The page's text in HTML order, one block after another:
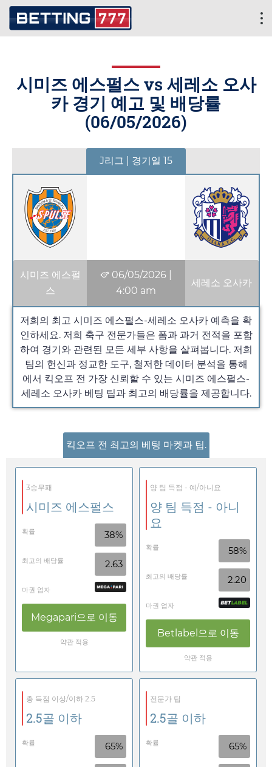
시미즈 에스펄스 vs 세레소 오사
카 경기 예고 및 배당률
(06/05/2026)
J리그 | 경기일 15
시미즈 에스펄
스
06/05/2026
4:00 am
세레소 오사카
저희의 최고 시미즈 에스펄스-세레소 오사카 예측을 확
인하세요. 저희 축구 전문가들은 폼과 과거 전적을 포함
하여 경기와 관련된 모든 세부 사항을 살펴봅니다. 저희
팀의 헌신과 정교한 도구, 철저한 데이터 분석을 통해
에서 킥오프 전 가장 신뢰할 수 있는 시미즈 에스펄스-
세레소 오사카 베팅 팁과 최고의 배당률을 제공합니다.
킥오프 전 최고의 베팅 마켓과 팁.
3승무패
시미즈 에스펄스
확률 38%
최고의 배당률 2.63
마권 업자
Megapari으로 이동
약관 적용
양 팀 득점 - 예/아니요
양 팀 득점 - 아니
요
확률 58%
최고의 배당률 2.20
마권 업자
Betlabel 으로 이동
약관 적용
총 득점 이상/이하 2.5
2.5골 이하
확률 65%
전문가 팁
2.5골 이하
확률 65%